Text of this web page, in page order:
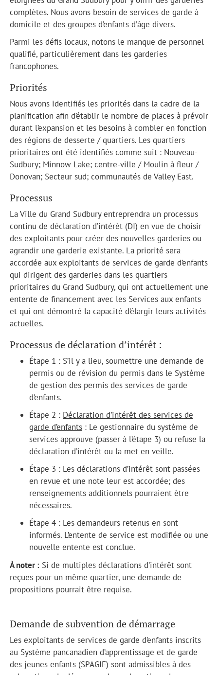
complètes. Nous avons besoin de services de garde à
domicile et des groupes d’enfants d’âge divers.
Parmi les défis locaux, notons le manque de personnel
qualifié, particulièrement dans les garderies
francophones.
Priorités
Nous avons identifiés les priorités dans la cadre de la
planification afin d’établir le nombre de places à prévoir
durant l’expansion et les besoins à combler en fonction
des régions de desserte / quartiers. Les quartiers
prioritaires ont été identifiés comme suit : Nouveau-
Sudbury; Minnow Lake; centre-ville / Moulin à fleur /
Donovan; Secteur sud; communautés de Valley East.
Processus
La Ville du Grand Sudbury entreprendra un processus
continu de déclaration d’intérêt (DI) en vue de choisir
des exploitants pour créer des nouvelles garderies ou
agrandir une garderie existante. La priorité sera
accordée aux exploitants de services de garde d’enfants
qui dirigent des garderies dans les quartiers
prioritaires du Grand Sudbury, qui ont actuellement une
entente de financement avec les Services aux enfants
et qui ont démontré la capacité d’élargir leurs activités
actuelles.
Processus de déclaration d’intérêt :
Étape 1 : S’il y a lieu, soumettre une demande de
permis ou de révision du permis dans le Système
de gestion des permis des services de garde
d’enfants.
Étape 2 : Déclaration d’intérêt des services de
garde d’enfants : Le gestionnaire du système de
services approuve (passer à l’étape 3) ou refuse la
déclaration d’intérêt ou la met en veille.
Étape 3 : Les déclarations d’intérêt sont passées
en revue et une note leur est accordée; des
renseignements additionnels pourraient être
nécessaires.
Étape 4 : Les demandeurs retenus en sont
informés. L’entente de service est modifiée ou une
nouvelle entente est conclue.
À noter : Si de multiples déclarations d’intérêt sont
reçues pour un même quartier, une demande de
propositions pourrait être requise.
Demande de subvention de démarrage
Les exploitants de services de garde d’enfants inscrits
au Système pancanadien d’apprentissage et de garde
des jeunes enfants (SPAGJE) sont admissibles à des